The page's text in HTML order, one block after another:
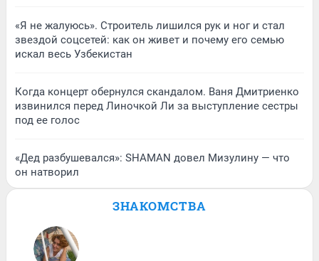
«Я не жалуюсь». Строитель лишился рук и ног и стал
звездой соцсетей: как он живет и почему его семью
искал весь Узбекистан
Когда концерт обернулся скандалом. Ваня Дмитриенко
извинился перед Линочкой Ли за выступление сестры
под ее голос
«Дед разбушевался»: SHAMAN довел Мизулину — что
он натворил
ЗНАКОМСТВА